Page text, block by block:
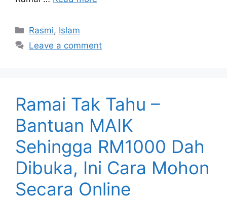
Categories
Rasmi, Islam
Leave a comment
Ramai Tak Tahu –
Bantuan MAIK
Sehingga RM1000 Dah
Dibuka, Ini Cara Mohon
Secara Online